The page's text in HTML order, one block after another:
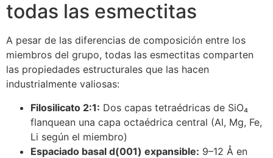
todas las esmectitas
A pesar de las diferencias de composición entre los
miembros del grupo, todas las esmectitas comparten
las propiedades estructurales que las hacen
industrialmente valiosas:
Filosilicato 2:1: Dos capas tetraédricas de SiO₄
flanquean una capa octaédrica central (Al, Mg, Fe,
Li según el miembro)
Espaciado basal d(001) expansible: 9–12 Å en